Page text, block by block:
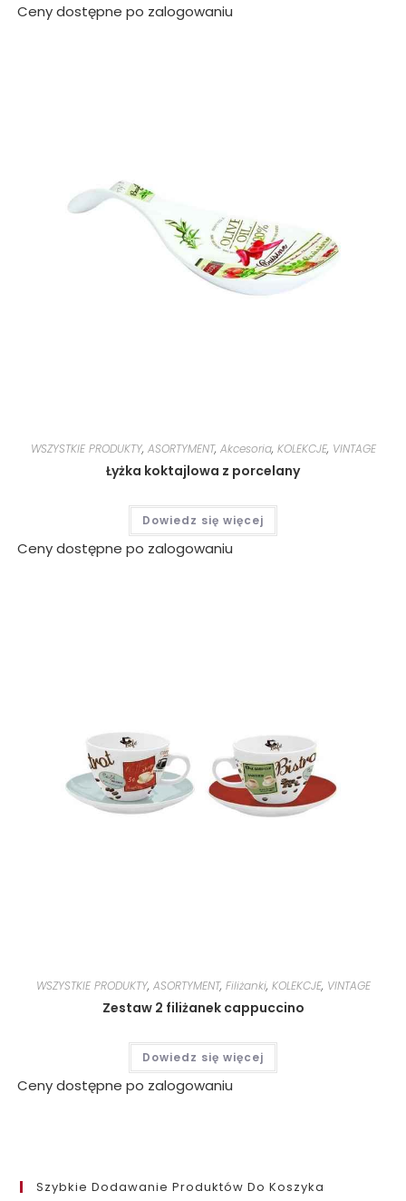
Ceny dostępne po zalogowaniu
WSZYSTKIE PRODUKTY, ASORTYMENT, Akcesoria, KOLEKCJE, VINTAGE
Łyżka koktajlowa z porcelany
Dowiedz się więcej
Ceny dostępne po zalogowaniu
WSZYSTKIE PRODUKTY, ASORTYMENT, Filiżanki, KOLEKCJE, VINTAGE
Zestaw 2 filiżanek cappuccino
Dowiedz się więcej
Ceny dostępne po zalogowaniu
Szybkie Dodawanie Produktów Do Koszyka